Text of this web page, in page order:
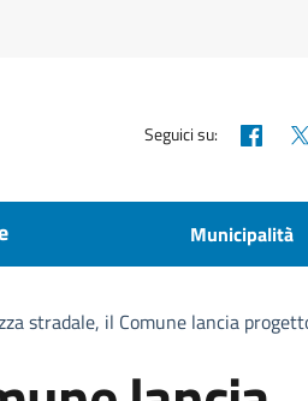
Seguici su:
Municipalità
stradale, il Comune lancia